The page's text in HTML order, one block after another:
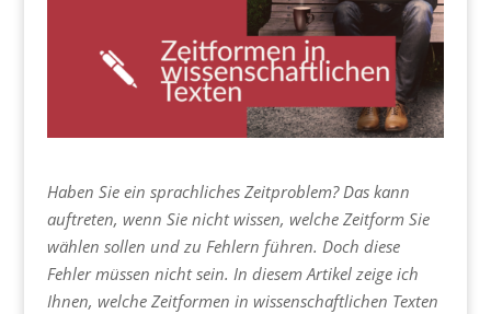
Haben Sie ein sprachliches Zeitproblem? Das kann
auftreten, wenn Sie nicht wissen, welche Zeitform Sie
wählen sollen und zu Fehlern führen. Doch diese
Fehler müssen nicht sein. In diesem Artikel zeige ich
Ihnen, welche Zeitformen in wissenschaftlichen Texten